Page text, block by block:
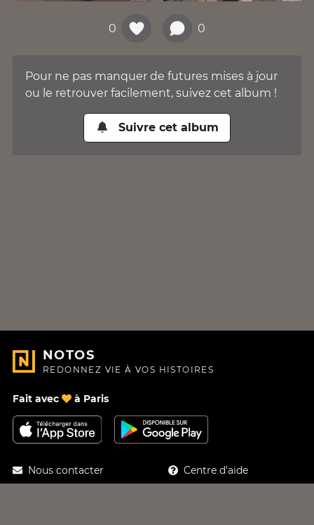
0 0
Pour ne pas manquer de futures mises à jour
ou le retrouver facilement, suivez cet album !
Suivre cet album
NOTOS
REDONNEZ VIE À VOS HISTOIRES
Fait avec à Paris
Nous contacter
Centre d'aide